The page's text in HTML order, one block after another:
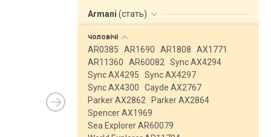
Armani (стать)
чоловічі
AR0385 AR1690 AR1808
AX1771
AR11360
AR60082
Sync AX4294
Sync AX4295
Sync AX4297
Sync AX4300
Cayde AX2767
Parker AX2862
Parker AX2864
Spencer AX1969
Sea Explorer AR60079